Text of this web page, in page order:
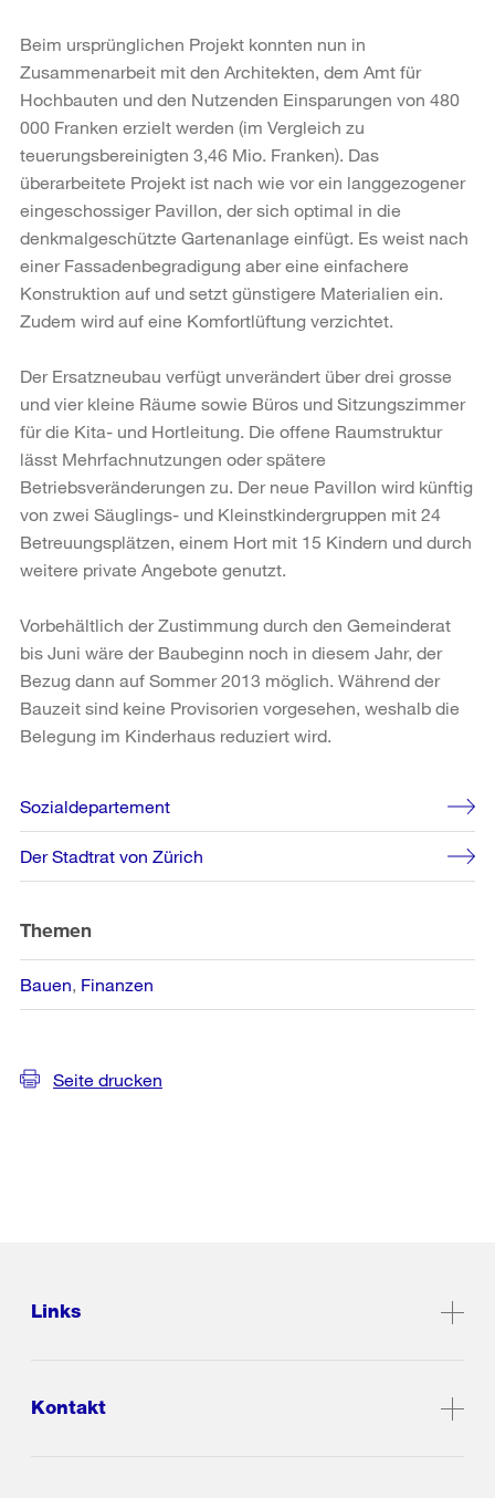
Beim ursprünglichen Projekt konnten nun in
Zusammenarbeit mit den Architekten, dem Amt für
Hochbauten und den Nutzenden Einsparungen von 480
000 Franken erzielt werden (im Vergleich zu
teuerungsbereinigten 3,46 Mio. Franken). Das
überarbeitete Projekt ist nach wie vor ein langgezogener
eingeschossiger Pavillon, der sich optimal in die
denkmalgeschützte Gartenanlage einfügt. Es weist nach
einer Fassadenbegradigung aber eine einfachere
Konstruktion auf und setzt günstigere Materialien ein.
Zudem wird auf eine Komfortlüftung verzichtet.
Der Ersatzneubau verfügt unverändert über drei grosse
und vier kleine Räume sowie Büros und Sitzungszimmer
für die Kita- und Hortleitung. Die offene Raumstruktur
lässt Mehrfachnutzungen oder spätere
Betriebsveränderungen zu. Der neue Pavillon wird künftig
von zwei Säuglings- und Kleinstkindergruppen mit 24
Betreuungsplätzen, einem Hort mit 15 Kindern und durch
weitere private Angebote genutzt.
Vorbehältlich der Zustimmung durch den Gemeinderat
bis Juni wäre der Baubeginn noch in diesem Jahr, der
Bezug dann auf Sommer 2013 möglich. Während der
Bauzeit sind keine Provisorien vorgesehen, weshalb die
Belegung im Kinderhaus reduziert wird.
Weitere
Informationen
Sozialdepartement
Der Stadtrat von Zürich
Themen
Bauen Finanzen
Seite drucken
Links
Kontakt